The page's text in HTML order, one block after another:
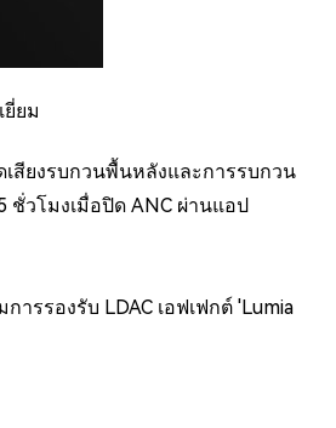
ยม
เสียงรบกวนพื้นหลังและการรบกวน
ชั่วโมงเมื่อปิด ANC ผ่านแอป
รรองรับ LDAC เอฟเฟกต์ 'Lumia